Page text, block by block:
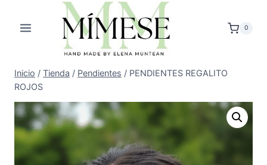
0
Inicio / Tienda / Pendientes / PENDIENTES REGALITO
ROJOS